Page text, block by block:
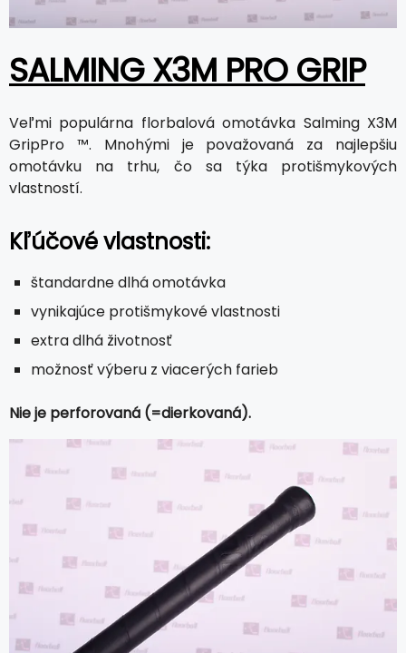
SALMING X3M PRO GRIP
Veľmi populárna florbalová omotávka Salming X3M
GripPro ™. Mnohými je považovaná za najlepšiu
omotávku na trhu, čo sa týka protišmykových
vlastností.
Kľúčové vlastnosti:
štandardne dlhá omotávka
vynikajúce protišmykové vlastnosti
extra dlhá životnosť
možnosť výberu z viacerých farieb
Nie je perforovaná (=dierkovaná).